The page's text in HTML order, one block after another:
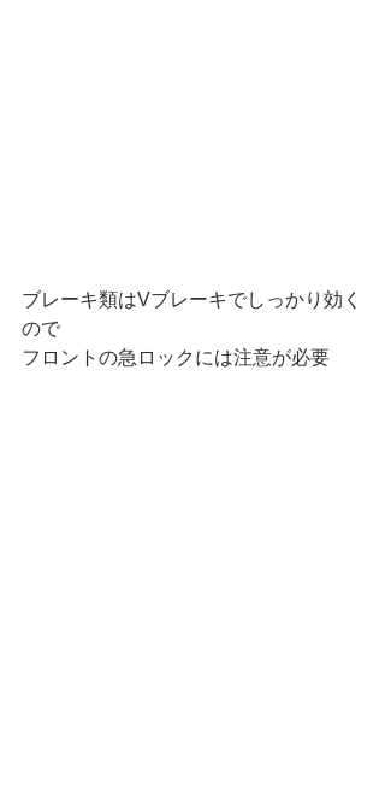
ブレーキ類はVブレーキでしっかり効く
ので
フロントの急ロックには注意が必要